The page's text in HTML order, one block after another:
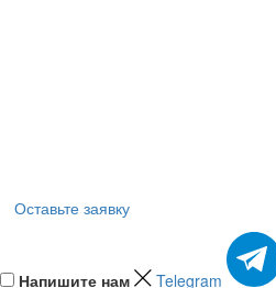
Оставьте заявку
Напишите нам Telegram